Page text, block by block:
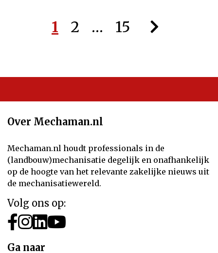
1 2 … 15
Over Mechaman.nl
Mechaman.nl houdt professionals in de
(landbouw)mechanisatie degelijk en onafhankelijk
op de hoogte van het relevante zakelijke nieuws uit
de mechanisatiewereld.
Volg ons op:
Ga naar